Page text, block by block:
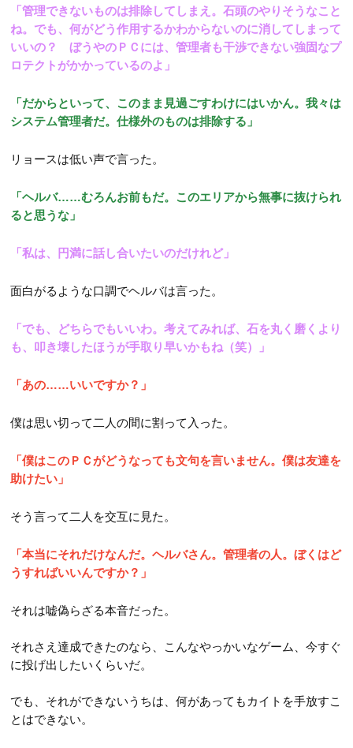
「管理できないものは排除してしまえ。石頭のやりそうなこと
ね。でも、何がどう作用するかわからないのに消してしまって
いいの？ ぼうやのＰＣには、管理者も干渉できない強固なプ
ロテクトがかかっているのよ」
「だからといって、このまま見過ごすわけにはいかん。我々は
システム管理者だ。仕様外のものは排除する」
リョースは低い声で言った。
「ヘルバ……むろんお前もだ。このエリアから無事に抜けられ
ると思うな」
「私は、円満に話し合いたいのだけれど」
面白がるような口調でヘルバは言った。
「でも、どちらでもいいわ。考えてみれば、石を丸く磨くより
も、叩き壊したほうが手取り早いかもね（笑）」
「あの……いいですか？」
僕は思い切って二人の間に割って入った。
「僕はこのＰＣがどうなっても文句を言いません。僕は友達を
助けたい」
そう言って二人を交互に見た。
「本当にそれだけなんだ。ヘルバさん。管理者の人。ぼくはど
うすればいいんですか？」
それは嘘偽らざる本音だった。
それさえ達成できたのなら、こんなやっかいなゲーム、今すぐ
に投げ出したいくらいだ。
でも、それができないうちは、何があってもカイトを手放すこ
とはできない。